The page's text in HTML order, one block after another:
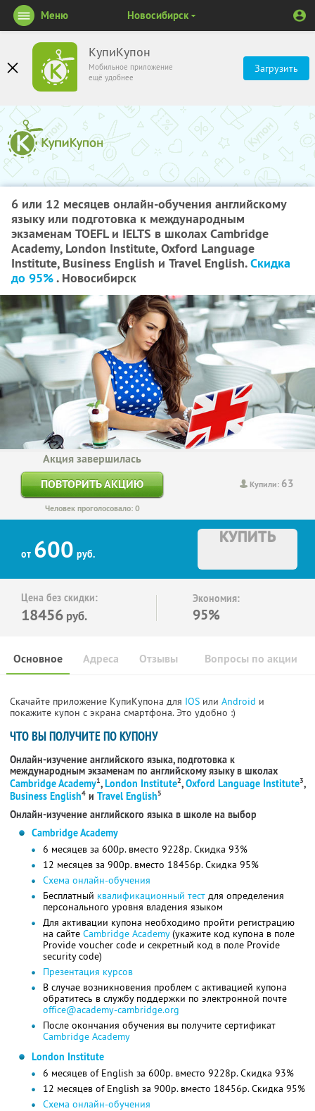
КупиКупон
Мобильное приложение
ещё удобнее
Загрузить
Меню Новосибирск
6 или 12 месяцев онлайн-обучения английскому
языку или подготовка к международным
экзаменам TOEFL и IELTS в школах Cambridge
Academy, London Institute, Oxford Language
Institute, Business English и Travel English.Скидка
до 95%. Новосибирск
Купили: 63
Акция завершилась
ПОВТОРИТЬ АКЦИЮ
Человек проголосовало: 0
от 600 руб.
КУПИТЬ
Цена без скидки:
18456 руб.
Экономия:
95%
Основное Отзывы Вопросы по акции
Адреса
Скачайте приложение КупиКупона для IOS или Android и
покажите купон с экрана смартфона. Это удобно :)
ЧТО ВЫ ПОЛУЧИТЕ ПО КУПОНУ
Онлайн-изучение английского языка, подготовка к
международным экзаменам по английскому языку в школах
Cambridge Academy1,London Institute2,Oxford Language Institute3,
Business English4 и Travel English5
Онлайн-изучение английского языка в школе на выбор
Cambridge Academy
6 месяцев за 600р. вместо 9228р. Скидка 93%
12 месяцев за 900р. вместо 18456р. Скидка 95%
Схема онлайн-обучения
Бесплатный квалификационный тестдля определения
персонального уровня владения языком
Для активации купона необходимо пройти регистрацию
на сайте Cambridge Academy(укажите код купона в поле
Provide voucher code и секретный код в поле Provide
security code)
Презентация курсов
В случае возникновения проблем с активацией купона
обратитесь в службу поддержки по электронной почте
office@academy-cambridge.org
После окончания обучения вы получите сертификат
Cambridge Academy
London Institute
6 месяцев of English за 600р. вместо 9228р. Скидка 93%
12 месяцев of English за 900р. вместо 18456р. Скидка 95%
Схема онлайн-обучения